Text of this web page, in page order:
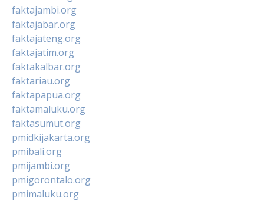
faktajambi.org
faktajabar.org
faktajateng.org
faktajatim.org
faktakalbar.org
faktariau.org
faktapapua.org
faktamaluku.org
faktasumut.org
pmidkijakarta.org
pmibali.org
pmijambi.org
pmigorontalo.org
pmimaluku.org